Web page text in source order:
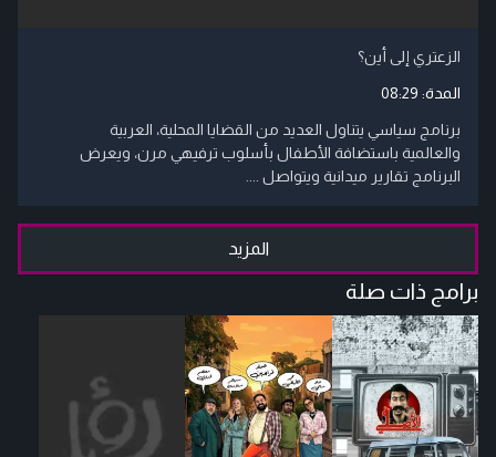
الزعتري إلى أين؟
المدة: 08:29
برنامج سياسي يتناول العديد من القضايا المحلية، العربية
والعالمية باستضافة الأطفال بأسلوب ترفيهي مرن، ويعرض
البرنامج تقارير ميدانية ويتواصل ....
المزيد
برامج ذات صلة